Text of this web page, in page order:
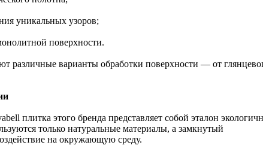
уникальных узоров;
поверхности.
различные варианты обработки поверхности — от
плитка этого бренда представляет собой эталон
только натуральные материалы, а замкнутый
на окружающую среду.